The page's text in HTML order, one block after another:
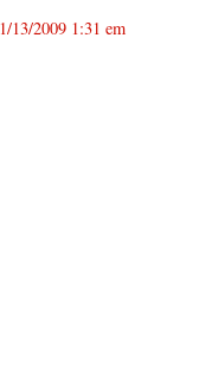
1/13/2009 1:31 em